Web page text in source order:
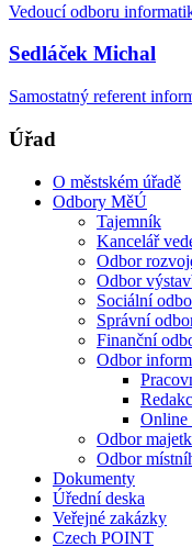
Vedoucí odboru
Sedláček Michal
Samostatný referent
Úřad
O městském úřadě
Odbory MěÚ
Tajemník
Kancelář
Odbor
Odbor
Sociální
Správní
Finanční
Odbor
Online
Odbor
Odbor
Dokumenty
Úřední deska
Veřejné zakázky
Czech POINT